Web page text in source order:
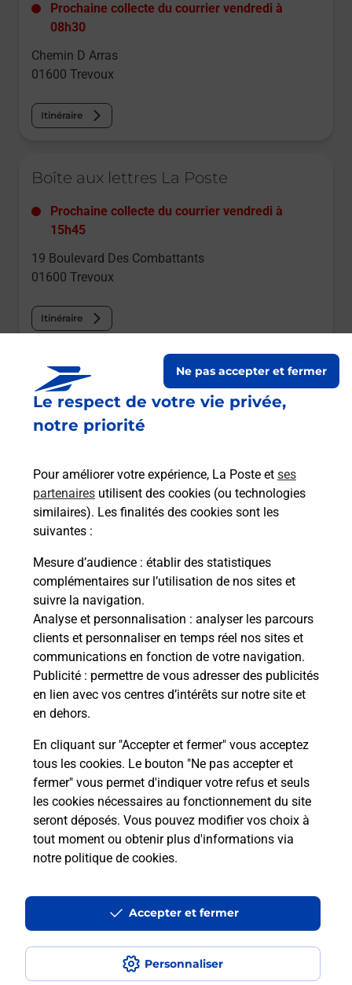
Le respect de votre vie privée,
notre priorité
Pour améliorer votre expérience, La Poste et ses
partenaires utilisent des cookies (ou technologies
similaires). Les finalités des cookies sont les
suivantes :
Mesure d’audience : établir des statistiques
complémentaires sur l’utilisation de nos sites et
suivre la navigation.
Analyse et personnalisation : analyser les parcours
clients et personnaliser en temps réel nos sites et
communications en fonction de votre navigation.
Publicité : permettre de vous adresser des publicités
en lien avec vos centres d’intérêts sur notre site et
en dehors.
En cliquant sur "Accepter et fermer" vous acceptez
tous les cookies. Le bouton "Ne pas accepter et
fermer" vous permet d'indiquer votre refus et seuls
les cookies nécessaires au fonctionnement du site
seront déposés. Vous pouvez modifier vos choix à
tout moment ou obtenir plus d'informations via
notre politique de cookies.
Personnaliser
Ne pas accepter et fermer
Accepter et fermer
Prochaine collecte du courrier vendredi à
08h30
Chemin D Arras
01600 Trevoux
Itinéraire
Boîte aux lettres La Poste
Prochaine collecte du courrier vendredi à
15h45
19 Boulevard Des Combattants
01600 Trevoux
Itinéraire
Boîte aux lettres La Poste
Prochaine collecte du courrier vendredi
08h30
01600 Trevoux
Le lien s'ouvre dans un nouvel onglet
Boîte aux lettres La Poste
Prochaine collecte du courriervendredià
08h30
32 Grande Rue
01600 Trevoux
Le lien s'ouvre dans un nouvel onglet
Localiser Liste Boîtes aux lettres Ain
Accessibilité : partiellement conforme
Conditions contractuelles
Mentions légales